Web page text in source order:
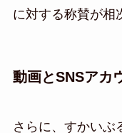
に対する称賛が相
動画とSNSアカ
さらに、すかいぶ